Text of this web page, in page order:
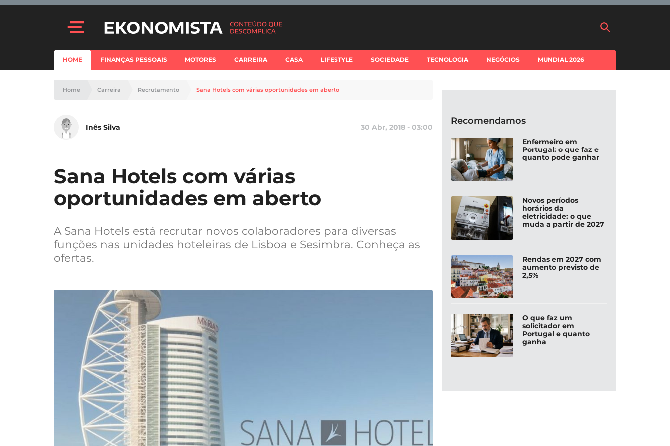
HOME FINANÇAS PESSOAIS MOTORES CARREIRA CASA LIFESTYLE SOCIEDADE TECNOLOGIA NEGÓCIOS MUNDIAL 2026
Home Carreira Recrutamento Sana Hotels com várias oportunidades em aberto
Inês Silva 30 Abr, 2018 - 03:00
Sana Hotels com várias
oportunidades em aberto
A Sana Hotels está recrutar novos colaboradores para diversas
funções nas unidades hoteleiras de Lisboa e Sesimbra. Conheça as
ofertas.
Recomendamos
Enfermeiro em
Portugal: o que faz e
quanto pode ganhar
Novos períodos
horários da
eletricidade: o que
muda a partir de 2027
Rendas em 2027 com
aumento previsto de
2,5%
O que faz um
solicitador em
Portugal e quanto
ganha